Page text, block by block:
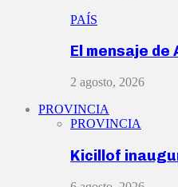
PAÍS
El mensaje
2 agosto, 2026
PROVINCIA
PROVINCIA
Kicillof